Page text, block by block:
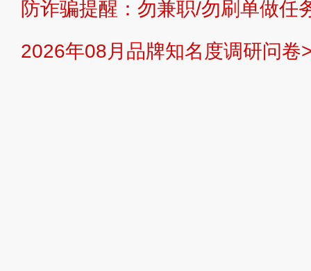
提交说明： 快速提交发布>> 提交品
防诈骗提醒：勿兼职/勿刷单做任
2026年08月品牌知名度调研问卷